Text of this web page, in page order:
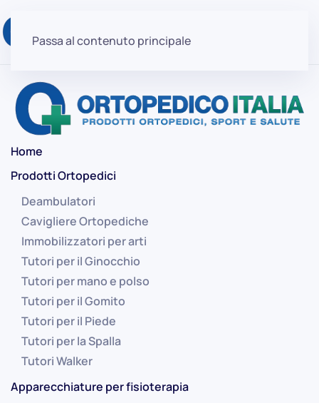
Passa al contenuto principale
Home
Prodotti Ortopedici
Deambulatori
Cavigliere Ortopediche
Immobilizzatori per arti
Tutori per il Ginocchio
Tutori per mano e polso
Tutori per il Gomito
Tutori per il Piede
Tutori per la Spalla
Tutori Walker
Apparecchiature per fisioterapia